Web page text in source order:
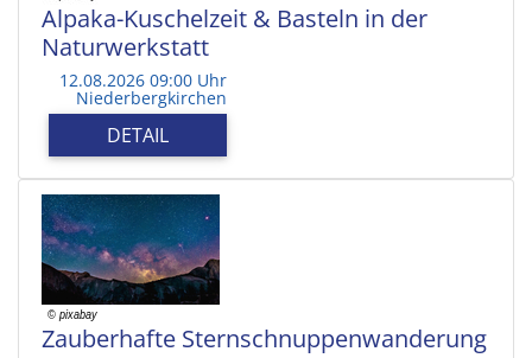
Alpaka-Kuschelzeit & Basteln in der
Naturwerkstatt
12.08.2026 09:00 Uhr
Niederbergkirchen
DETAIL
Zauberhafte Sternschnuppenwanderung